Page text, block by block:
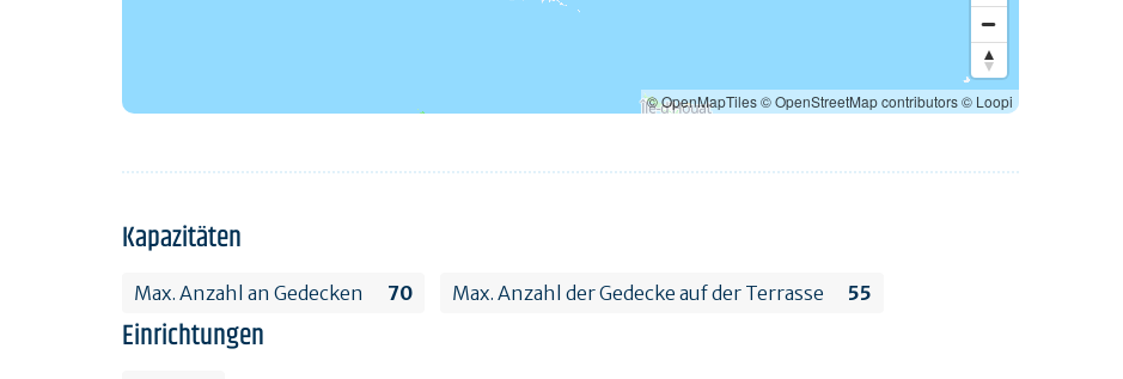
© OpenMapTiles© OpenStreetMap contributors© Loopi
Kapazitäten
Max. Anzahl an Gedecken 70 Max. Anzahl der Gedecke auf der Terrasse 55
Einrichtungen